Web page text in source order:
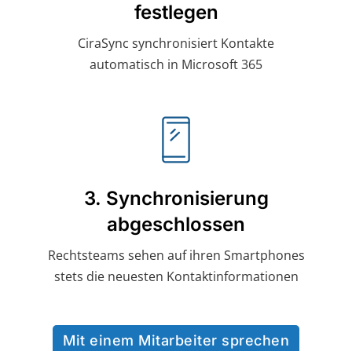
festlegen
CiraSync synchronisiert Kontakte
automatisch in Microsoft 365
3. Synchronisierung
abgeschlossen
Rechtsteams sehen auf ihren Smartphones
stets die neuesten Kontaktinformationen
Mit einem Mitarbeiter sprechen